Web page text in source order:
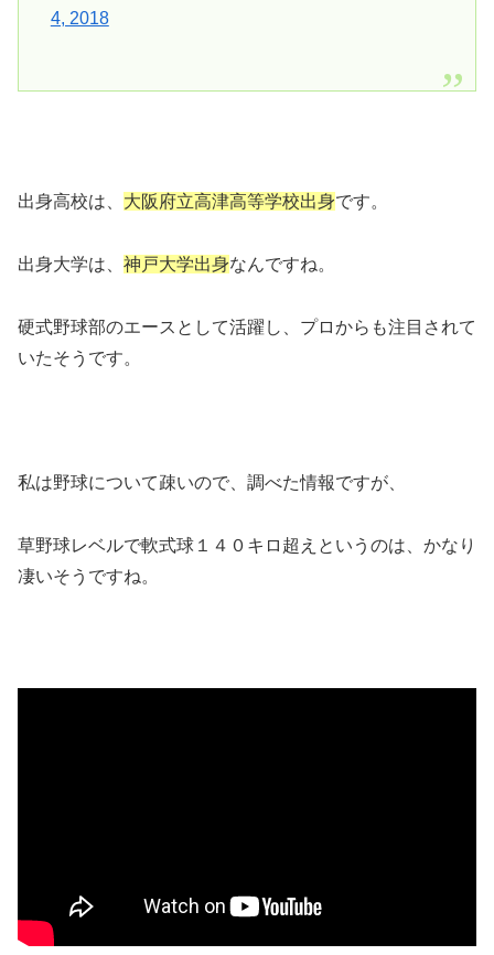
4, 2018
出身高校は、 大阪府立高津高等学校出身です。
出身大学は、 神戸大学出身なんですね。
硬式野球部のエースとして活躍し、プロからも注目されて
いたそうです。
私は野球について疎いので、調べた情報ですが、
草野球レベルで軟式球１４０キロ超えというのは、かなり
凄いそうですね。